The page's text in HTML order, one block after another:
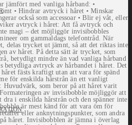
jämfört med vanliga hårband: •
• Hindrar avtryck i håret • Minskar
också som accessoar • Blir ej våt, eller
avtryck i håret: Att få avtryck och
magi – det möjliggör invisibobbles
om gammaldags telefontråd. När
delas trycket ut jämnt, så att det riktas inte
av håret. På detta sätt är trycket, som
betydligt mindre än vad vanliga hårband
betydliga avtryck av hårbandet i håret. Det
fästs kraftigt utan att vara för spänd
för enskilda hårstrån än ett vanligt
Huvudvärk, som beror på att håret varit
av invisibobble möjliggör att
i enskilda hårstrån och den spänner inte
är mest känd för att vara öm för
eller anknytningspunkter, som andra
håret. Invisibobblen är jämna i överlag